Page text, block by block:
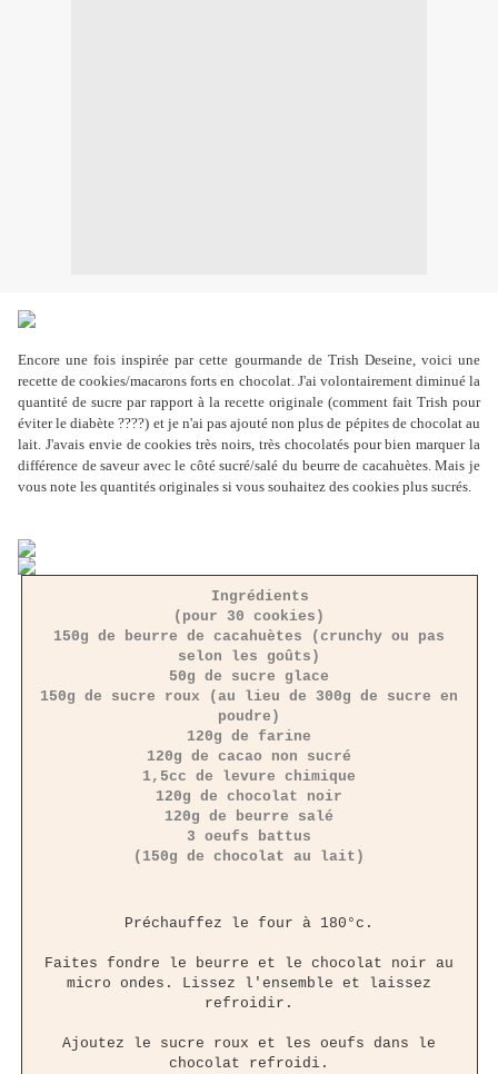
Encore une fois inspirée par cette gourmande de Trish Deseine, voici une
recette de cookies/macarons forts en chocolat. J'ai volontairement diminué la
quantité de sucre par rapport à la recette originale (comment fait Trish pour
éviter le diabète ????) et je n'ai pas ajouté non plus de pépites de chocolat au
lait. J'avais envie de cookies très noirs, très chocolatés pour bien marquer la
différence de saveur avec le côté sucré/salé du beurre de cacahuètes. Mais je
vous note les quantités originales si vous souhaitez des cookies plus sucrés.
Ingrédients
(pour 30 cookies)
150g de beurre de cacahuètes (crunchy ou pas
selon les goûts)
50g de sucre glace
150g de sucre roux (au lieu de 300g de sucre en
poudre)
120g de farine
120g de cacao non sucré
1,5cc de levure chimique
120g de chocolat noir
120g de beurre salé
3 oeufs battus
(150g de chocolat au lait)
Préchauffez le four à 180°c.
Faites fondre le beurre et le chocolat noir au
micro ondes. Lissez l'ensemble et laissez
refroidir.
Ajoutez le sucre roux et les oeufs dans le
chocolat refroidi.